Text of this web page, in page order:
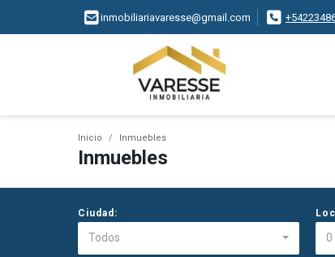
inmobiliariavaresse@gmail.com
Inicio Inmuebles
Inmuebles
Ciudad:
Todos 0